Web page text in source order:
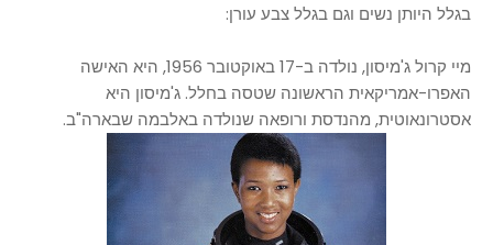
בגלל היותן נשים וגם בגלל צבע עורן:
מיי קרול ג'מיסון, נולדה ב-17 באוקטובר 1956, היא האישה
האפרו-אמריקאית הראשונה שטסה בחלל. ג'מיסון היא
אסטרונאוטית, מהנדסת ורופאה שנולדה באלבמה שבארה"ב.